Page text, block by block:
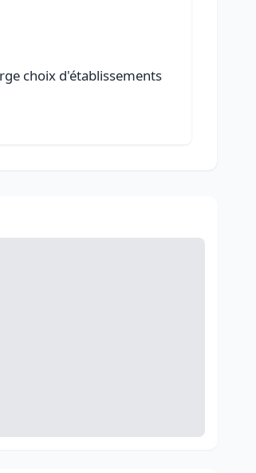
choix d'établissements